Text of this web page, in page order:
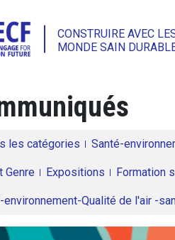
CONSTRUIRE AVEC
MONDE SAIN
les catégories Santé-
Genre Expositions Formation
environnement-Qualité de l'air -